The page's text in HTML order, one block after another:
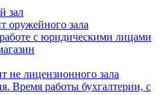
зал
оружейного зала
с юридическими лицами
не лицензионного зала
Время работы бухгалтерии, с